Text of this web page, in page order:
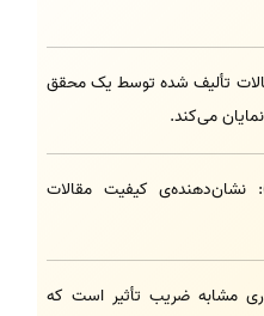
تألیف شده توسط یک محقق
می‌کند.
: نشان‌دهنده‌ی کیفیت مقالات
مشابه ضریب تأثیر است که